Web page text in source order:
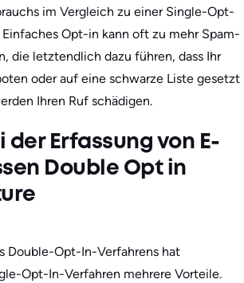
im Vergleich zu einer Single-Opt-
Opt-in kann oft zu mehr Spam-
die letztendlich dazu führen, dass Ihr
oder auf eine schwarze Liste gesetzt
Ihren Ruf schädigen.
der Erfassung von E-
Double Opt in
Double-Opt-In-Verfahrens hat
Opt-In-Verfahren mehrere Vorteile.